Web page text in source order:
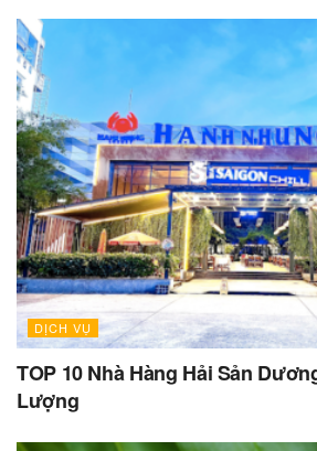
DỊCH VỤ
TOP 10 Nhà Hàng Hải Sản
Lượng